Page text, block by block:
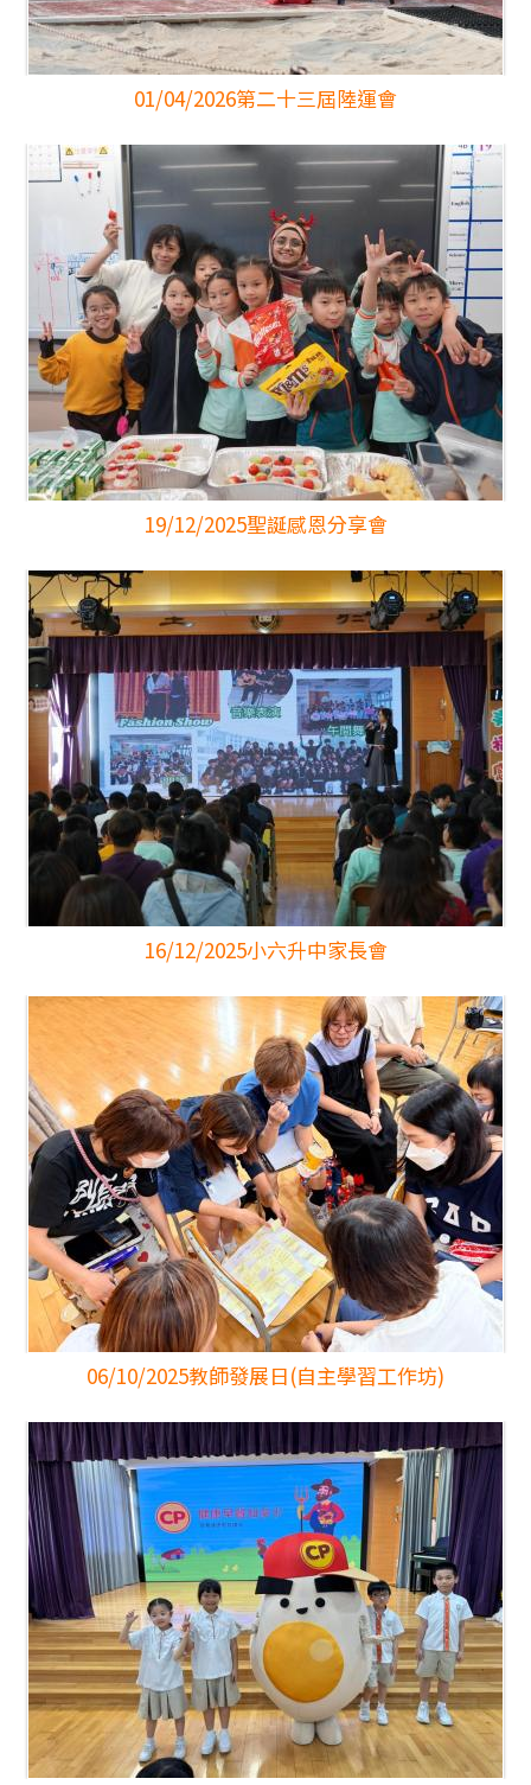
01/04/2026第二十三屆陸運會
19/12/2025聖誕感恩分享會
16/12/2025小六升中家長會
06/10/2025教師發展日(自主學習工作坊)